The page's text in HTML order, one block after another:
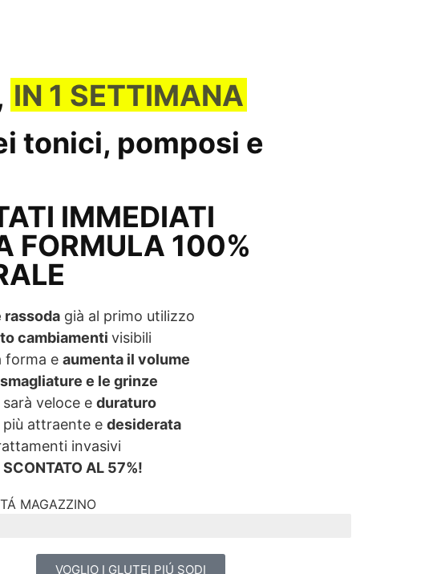
IN 1 SETTIMANA
tonici, pomposi e
IMMEDIATI
FORMULA 100%
rassodagià al primo utilizzo
cambiamenti visibili
forma e aumenta il volume
smagliature e le grinze
veloce e duraturo
attraente e desiderata
invasivi
SCONTATO AL 57%!
MAGAZZINO
VOGLIO I GLUTEI PIÚ SODI